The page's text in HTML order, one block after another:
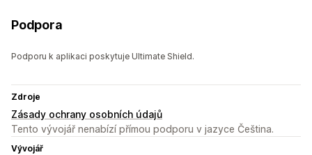
Podpora
Podporu k aplikaci poskytuje Ultimate Shield.
Zdroje
Zásady ochrany osobních údajů
Tento vývojář nenabízí přímou podporu v jazyce Čeština.
Vývojář